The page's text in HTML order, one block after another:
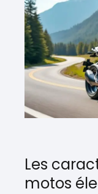
Les
motos